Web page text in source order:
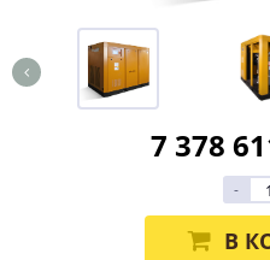
7 378
-
В